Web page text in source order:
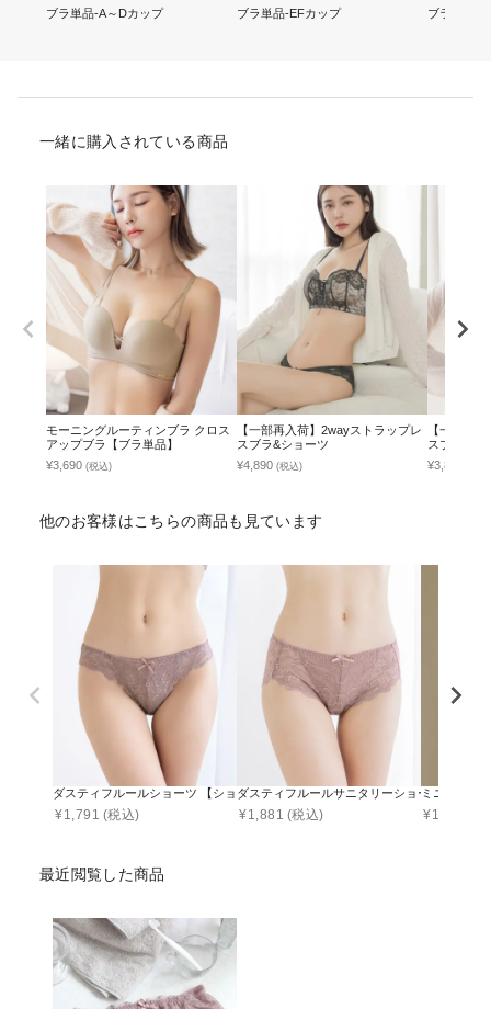
ブラ単品-A～Dカップ ブラ単品-EFカップ ブラショ
一緒に購入されている商品
モーニングルーティンブラ クロス
アップブラ【ブラ単品】
¥3,690 (税込)
【一部再入荷】2wayストラップレ
スブラ&ショーツ
¥4,890 (税込)
【一部再
スブラ【ブ
¥3,890
他のお客様はこちらの商品も見ています
ダスティフルールショーツ 【ショーツ単品】
¥1,791 (税込)
ダスティフルールサニタリーショーツ 【ショ
¥1,881 (税込)
ミニョンレ
¥1,890
最近閲覧した商品